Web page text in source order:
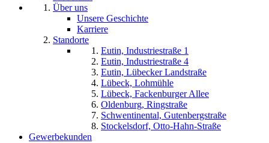
Über uns
Unsere Geschichte
Karriere
Standorte
Eutin, Industriestraße 1
Eutin, Industriestraße 4
Eutin, Lübecker Landstraße
Lübeck, Lohmühle
Lübeck, Fackenburger Allee
Oldenburg, Ringstraße
Schwentinental, Gutenbergstraße
Stockelsdorf, Otto-Hahn-Straße
Gewerbekunden